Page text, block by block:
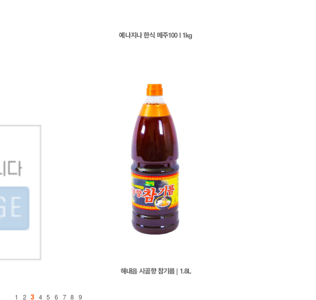
예나지나 한식 메주100 l 1kg
해내음 시골향 참기름 | 1.8L
1 2 3 4 5 6 7 8 9